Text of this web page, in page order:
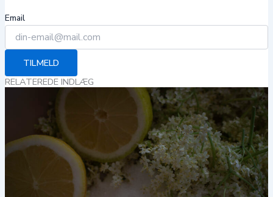
Email
TILMELD
RELATEREDE INDLÆG